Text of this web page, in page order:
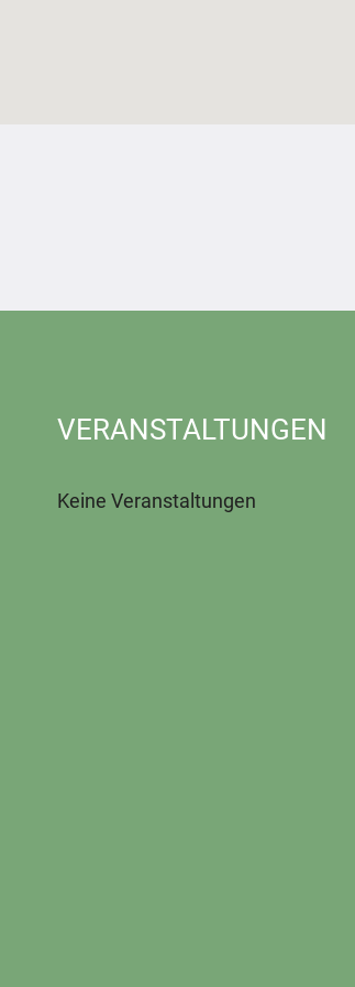
VERANSTALTUNGEN
Keine Veranstaltungen